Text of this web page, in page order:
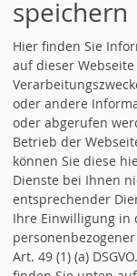
(Termin
(evtl.
rechtzeitig
20.08.2026,
speichern
Hier finden Sie
auf dieser
oder andere
oder abgerufen
Betrieb der
können Sie diese
Dienste bei Ihnen
entsprechender
Ihre Einwilligung
Art. 49 (1) (a)